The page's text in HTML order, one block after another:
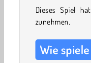
Dieses Spiel
zunehmen.
Wie